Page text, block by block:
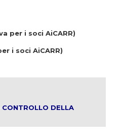
per i soci AiCARR)
i soci AiCARR)
DELLA